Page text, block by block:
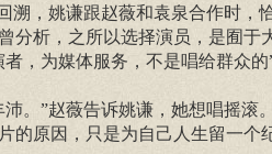
溯，姚谦跟赵薇和袁泉合作时，
分析，之所以选择演员，是囿于
，为媒体服务，不是唱给群众的
。”赵薇告诉姚谦，她想唱摇滚
的原因，只是为自己人生留一个